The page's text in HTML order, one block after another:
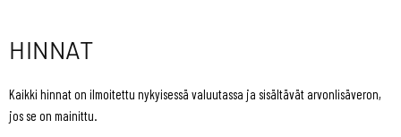
HINNAT
Kaikki hinnat on ilmoitettu nykyisessä valuutassa ja sisältävät arvonlisäveron,
jos se on mainittu.